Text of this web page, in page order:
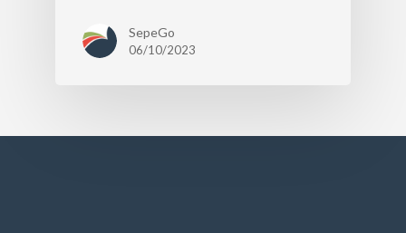
SepeGo
06/10/2023